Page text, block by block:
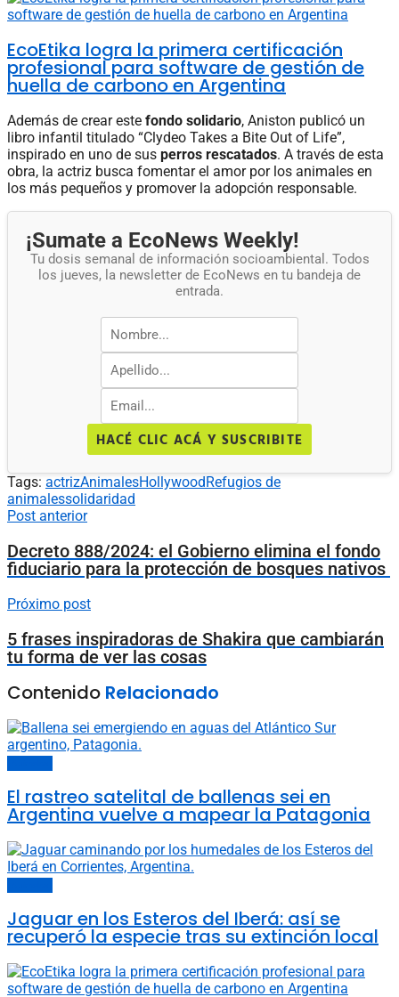
EcoEtika logra la primera certificación
profesional para software de gestión de
huella de carbono en Argentina
Además de crear este fondo solidario, Aniston publicó un
libro infantil titulado “Clydeo Takes a Bite Out of Life”,
inspirado en uno de sus perros rescatados. A través de esta
obra, la actriz busca fomentar el amor por los animales en
los más pequeños y promover la adopción responsable.
¡Sumate a EcoNews Weekly!
Tu dosis semanal de información socioambiental. Todos
los jueves, la newsletter de EcoNews en tu bandeja de
entrada.
HACÉ CLIC ACÁ Y SUSCRIBITE
Tags: actrizAnimalesHollywoodRefugios de
animalessolidaridad
Post anterior
Decreto 888/2024: el Gobierno elimina el fondo
fiduciario para la protección de bosques nativos
Próximo post
5 frases inspiradoras de Shakira que cambiarán
tu forma de ver las cosas
Contenido Relacionado
El rastreo satelital de ballenas sei en
Argentina vuelve a mapear la Patagonia
Jaguar en los Esteros del Iberá: así se
recuperó la especie tras su extinción local